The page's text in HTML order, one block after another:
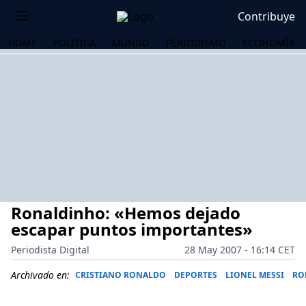
Contribuye
HOME POLÍTICA MUNDO PERIODISMO ECONOMÍA
Ronaldinho: «Hemos dejado
escapar puntos importantes»
Periodista Digital
28 May 2007 - 16:14 CET
Archivado en: CRISTIANO RONALDO DEPORTES LIONEL MESSI